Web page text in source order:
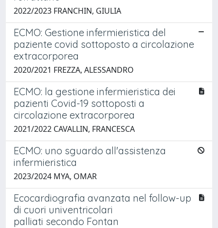
2022/2023 FRANCHIN, GIULIA
ECMO: Gestione infermieristica del
paziente covid sottoposto a circolazione
extracorporea
2020/2021 FREZZA, ALESSANDRO
ECMO: la gestione infermieristica dei
pazienti Covid-19 sottoposti a
circolazione extracorporea
2021/2022 CAVALLIN, FRANCESCA
ECMO: uno sguardo all'assistenza
infermieristica
2023/2024 MYA, OMAR
Ecocardiografia avanzata nel follow-up
di cuori univentricolari
palliati secondo Fontan